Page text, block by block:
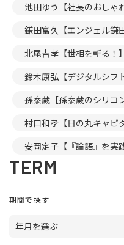
池田ゆう【社長のおしゃ
鎌田富久【エンジェル鎌田
北尾吉孝【世相を斬る！】
鈴木康弘【デジタルシフ
孫泰蔵【孫泰蔵のシリコ
村口和孝【日の丸キャピ
安岡定子【『論語』を実
TERM
期間で探す
年月を選ぶ